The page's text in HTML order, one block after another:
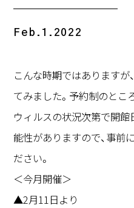
Feb.1.2022
こんな時期ではありますが
てみました。予約制のとこ
ウィルスの状況次第で開
能性がありますので、事前
ださい。
＜今月開催＞
▲2月11日より